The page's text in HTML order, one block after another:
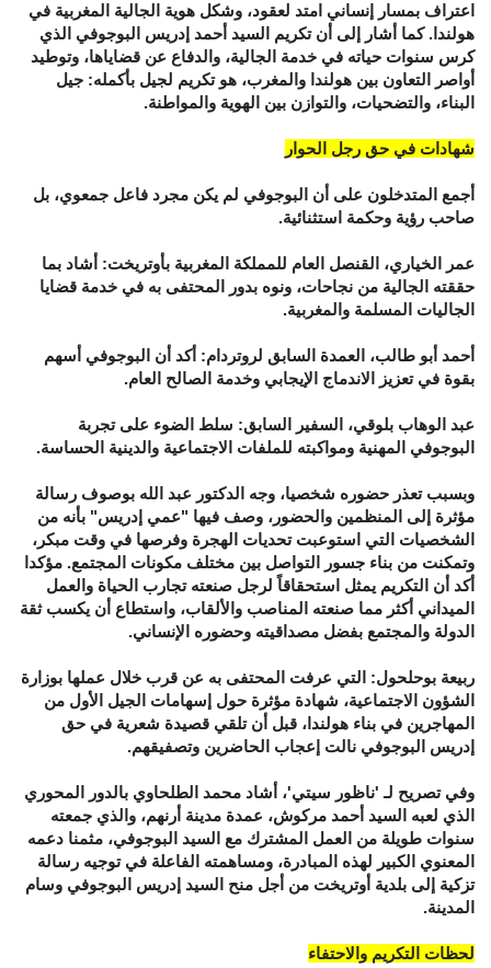
اعتراف بمسار إنساني امتد لعقود، وشكل هوية الجالية المغربية في
هولندا. كما أشار إلى أن تكريم السيد أحمد إدريس البوجوفي الذي
كرس سنوات حياته في خدمة الجالية، والدفاع عن قضاياها، وتوطيد
أواصر التعاون بين هولندا والمغرب، هو تكريم لجيل بأكمله: جيل
البناء، والتضحيات، والتوازن بين الهوية والمواطنة.
شهادات في حق رجل الحوار
أجمع المتدخلون على أن البوجوفي لم يكن مجرد فاعل جمعوي، بل
صاحب رؤية وحكمة استثنائية.
عمر الخياري، القنصل العام للمملكة المغربية بأوتريخت: أشاد بما
حققته الجالية من نجاحات، ونوه بدور المحتفى به في خدمة قضايا
الجاليات المسلمة والمغربية.
أحمد أبو طالب، العمدة السابق لروتردام: أكد أن البوجوفي أسهم
بقوة في تعزيز الاندماج الإيجابي وخدمة الصالح العام.
عبد الوهاب بلوقي، السفير السابق: سلط الضوء على تجربة
البوجوفي المهنية ومواكبته للملفات الاجتماعية والدينية الحساسة.
وبسبب تعذر حضوره شخصيا، وجه الدكتور عبد الله بوصوف رسالة
مؤثرة إلى المنظمين والحضور، وصف فيها "عمي إدريس" بأنه من
الشخصيات التي استوعبت تحديات الهجرة وفرصها في وقت مبكر،
وتمكنت من بناء جسور التواصل بين مختلف مكونات المجتمع. مؤكدا
أكد أن التكريم يمثل استحقاقاً لرجل صنعته تجارب الحياة والعمل
الميداني أكثر مما صنعته المناصب والألقاب، واستطاع أن يكسب ثقة
الدولة والمجتمع بفضل مصداقيته وحضوره الإنساني.
ربيعة بوحلحول: التي عرفت المحتفى به عن قرب خلال عملها بوزارة
الشؤون الاجتماعية، شهادة مؤثرة حول إسهامات الجيل الأول من
المهاجرين في بناء هولندا، قبل أن تلقي قصيدة شعرية في حق
إدريس البوجوفي نالت إعجاب الحاضرين وتصفيقهم.
وفي تصريح لـ 'ناظور سيتي'، أشاد محمد الطلحاوي بالدور المحوري
الذي لعبه السيد أحمد مركوش، عمدة مدينة أرنهم، والذي جمعته
سنوات طويلة من العمل المشترك مع السيد البوجوفي، مثمنا دعمه
المعنوي الكبير لهذه المبادرة، ومساهمته الفاعلة في توجيه رسالة
تزكية إلى بلدية أوتريخت من أجل منح السيد إدريس البوجوفي وسام
المدينة.
لحظات التكريم والاحتفاء